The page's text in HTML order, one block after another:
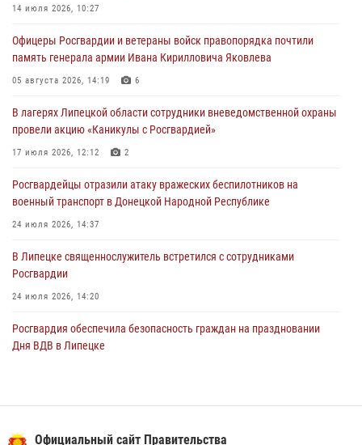
03 августа 2026, 13:41
Росгвардия противодействует БПЛА ВСУ на южном направлении
(видео)
03 августа 2026, 13:39
Росгвардия обеспечила охрану порядка во время проведения
фестивалей в Липецке
03 августа 2026, 13:17
14 июля 2026, 10:27
Офицеры Росгвардии и ветераны войск правопорядка почтили
память генерала армии Ивана Кирилловича Яковлева
05 августа 2026, 14:19 6
В лагерях Липецкой области сотрудники вневедомственной охраны
провели акцию «Каникулы с Росгвардией»
17 июля 2026, 12:12 2
Росгвардейцы отразили атаку вражеских беспилотников на
военный транспорт в Донецкой Народной Республике
24 июля 2026, 14:37
В Липецке священнослужитель встретился с сотрудниками
Росгвардии
24 июля 2026, 14:20
Росгвардия обеспечила безопасность граждан на праздновании
Дня ВДВ в Липецке
28 июля 2026, 14:38 4
Официальный сайт Правительства